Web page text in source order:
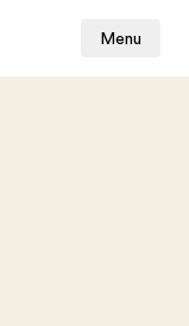
Menu